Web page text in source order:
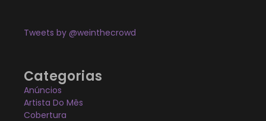
Tweets by @weinthecrowd
Categorias
Anúncios
Artista Do Mês
Cobertura